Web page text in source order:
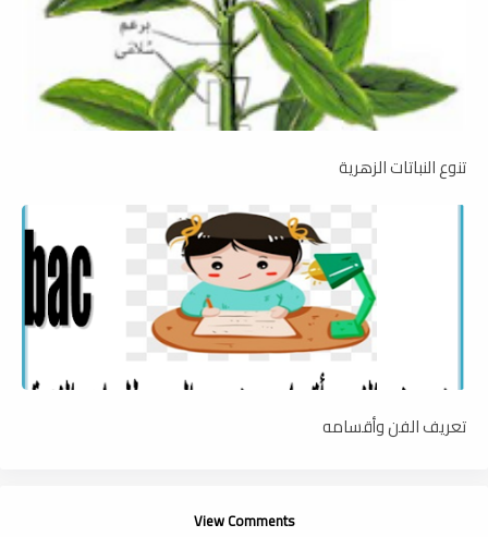
تنوع النباتات الزهرية
تعريف الفن وأقسامه
View Comments